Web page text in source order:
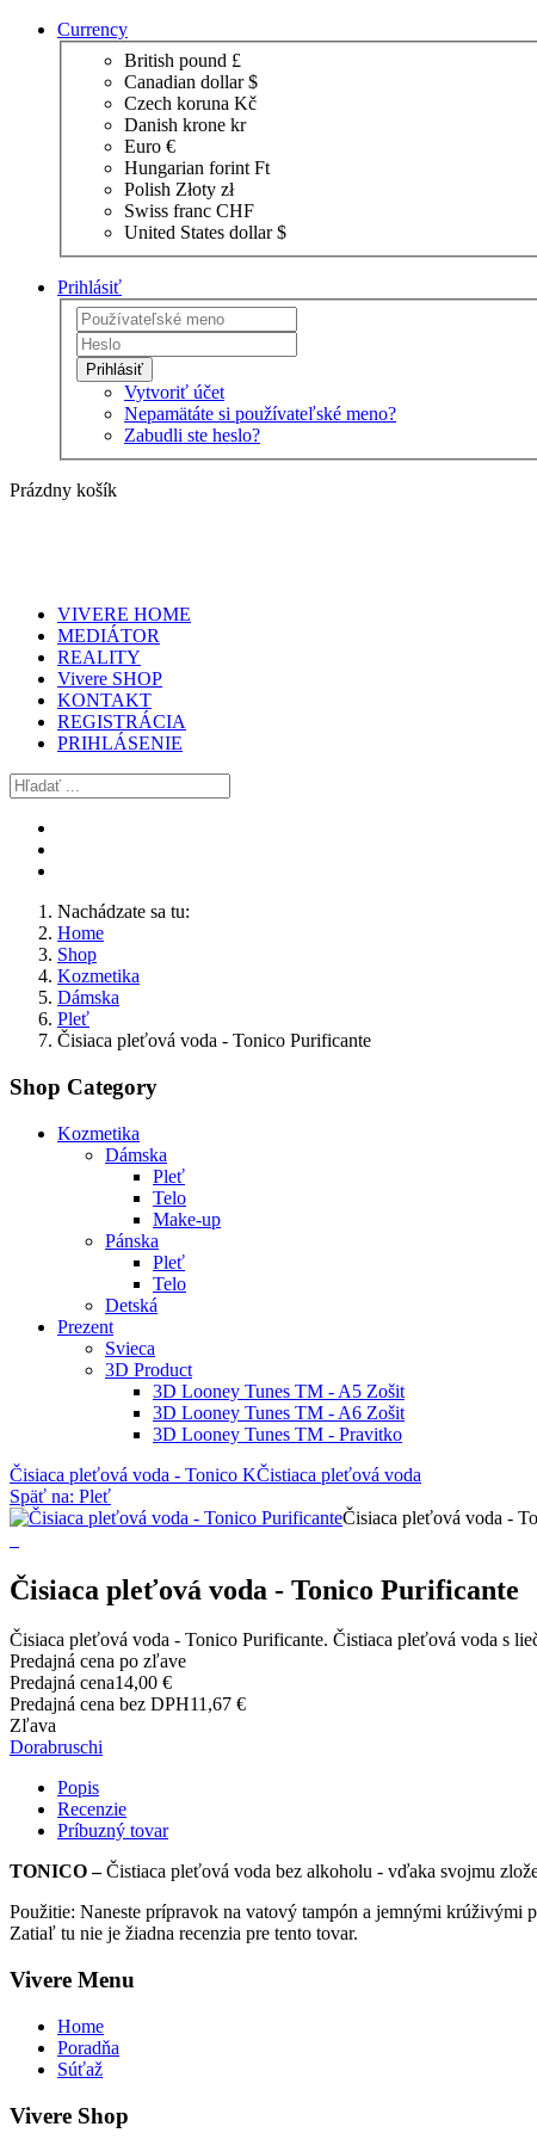
Currency
British pound £
Canadian dollar $
Czech koruna Kč
Danish krone kr
Euro €
Hungarian forint Ft
Polish Złoty zł
Swiss franc CHF
United States dollar $
Prihlásiť
Prihlásiť
Vytvoriť účet
Nepamätáte si používateľské meno?
Zabudli ste heslo?
Prázdny košík
VIVERE HOME
MEDIÁTOR
REALITY
Vivere SHOP
KONTAKT
REGISTRÁCIA
PRIHLÁSENIE
Nachádzate sa tu:
Home
Shop
Kozmetika
Dámska
Pleť
Čisiaca pleťová voda - Tonico Purificante
Shop Category
Kozmetika
Dámska
Pleť
Telo
Make-up
Pánska
Pleť
Telo
Detská
Prezent
Svieca
3D Product
3D Looney Tunes TM - A5 Zošit
3D Looney Tunes TM - A6 Zošit
3D Looney Tunes TM - Pravitko
Čisiaca pleťová voda - Tonico KČistiaca pleťová voda
Späť na: Pleť
Čisiaca pleťová voda -
Čisiaca pleťová voda - Tonico Purificante
Čisiaca pleťová voda - Tonico Purificante. Čistiaca pleťová voda s
Predajná cena po zľave
Predajná cena14,00 €
Predajná cena bez DPH11,67 €
Zľava
Dorabruschi
Popis
Recenzie
Príbuzný tovar
TONICO –Čistiaca pleťová voda bez alkoholu - vďaka svojmu
Použitie: Naneste prípravok na vatový tampón a jemnými
Zatiaľ tu nie je žiadna recenzia pre tento tovar.
Vivere Menu
Home
Poradňa
Súťaž
Vivere Shop